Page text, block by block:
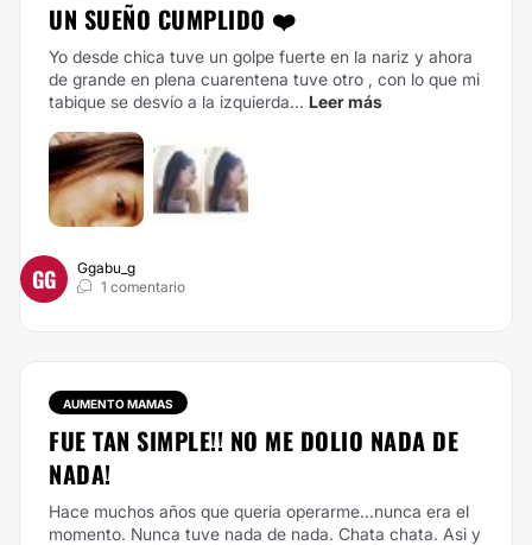
UN SUEÑO CUMPLIDO ❤️
Yo desde chica tuve un golpe fuerte en la nariz y ahora
de grande en plena cuarentena tuve otro , con lo que mi
tabique se desvío a la izquierda... Leer más
GG
Ggabu_g
1 comentario
AUMENTO MAMAS
FUE TAN SIMPLE!! NO ME DOLIO NADA DE
NADA!
Hace muchos años que queria operarme...nunca era el
momento. Nunca tuve nada de nada. Chata chata. Asi y